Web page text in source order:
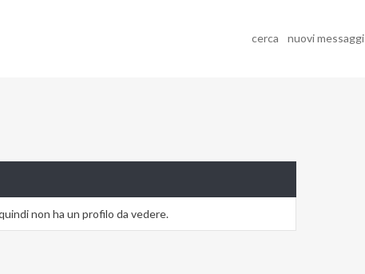
cerca nuovi messaggi
non ha un profilo da vedere.